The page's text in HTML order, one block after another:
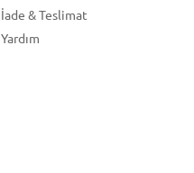
İade & Teslimat
Yardım